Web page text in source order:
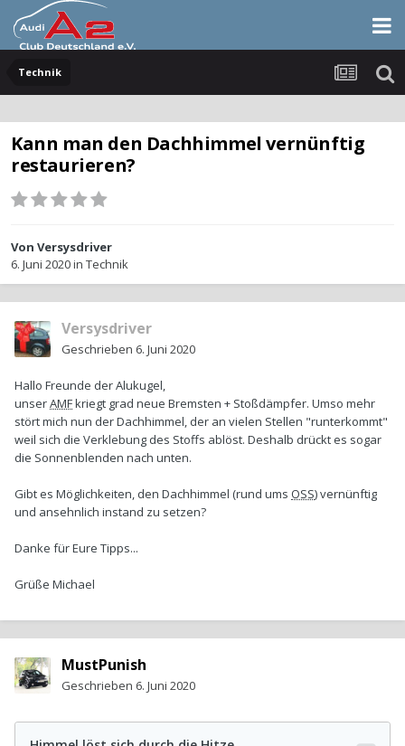
Technik
Kann man den Dachhimmel vernünftig
restaurieren?
Von Versysdriver
6. Juni 2020in Technik
Versysdriver
Geschrieben 6. Juni 2020
Hallo Freunde der Alukugel,
unserAMFkriegt grad neue Bremsten + Stoßdämpfer. Umso mehr
stört mich nun der Dachhimmel, der an vielen Stellen "runterkommt"
weil sich die Verklebung des Stoffs ablöst. Deshalb drückt es sogar
die Sonnenblenden nach unten.
Gibt es Möglichkeiten, den Dachhimmel (rund ums OSS) vernünftig
und ansehnlich instand zu setzen?
Danke für Eure Tipps...
Grüße Michael
MustPunish
Geschrieben 6. Juni 2020